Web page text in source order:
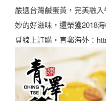
嚴選台灣鹹蛋黃，完美融
妙的好滋味，還榮獲2018
🛒線上訂購・直郵海外：